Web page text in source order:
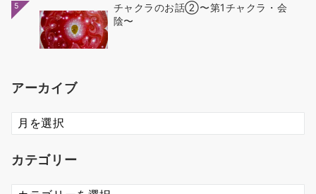
5
チャクラのお話②〜第1チャクラ・会
陰〜
アーカイブ
ア
ー
イ
カテゴリー
カ